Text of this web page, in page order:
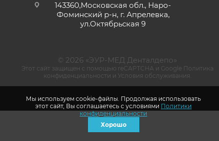
143360,Московская обл., Наро-
Фоминский р-н, г. Апрелевка,
ул.Октябрьская 9
© 2026 «ЭУР-МЕД Денталдепо»
Этот сайт защищен с помощью reCAPTCHA и Google Политика
конфиденциальности и Условия обслуживания
Мы используем cookie-файлы. Продолжая использовать
этот сайт, Вы соглашаетесь с условиями Политики
конфиденциальности
Хорошо